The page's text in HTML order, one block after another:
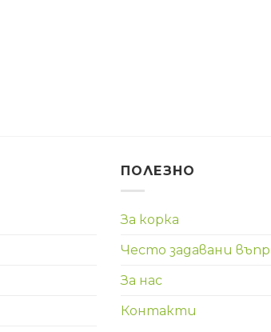
ПОЛЕЗНО
За корка
Често задавани
За нас
Контакти